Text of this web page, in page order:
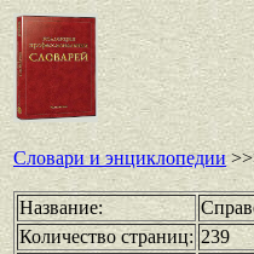
Словари и энциклопедии
Название:
Количество страниц: 239